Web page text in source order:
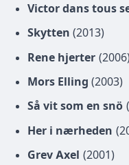
Victor dans tous
Skytten (2013)
Rene hjerter
Mors Elling (2003)
Så vit som en snö
Her i nærheden
Grev Axel (2001)